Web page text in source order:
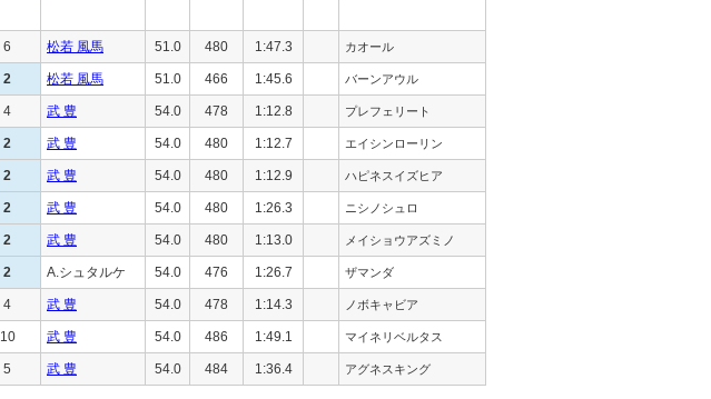
6 松若 風馬 51.0 480 1:47.3 カオール
2 松若 風馬 51.0 466 1:45.6 バーンアウル
4 武 豊 54.0 478 1:12.8 プレフェリート
2 武 豊 54.0 480 1:12.7 エイシンローリン
2 武 豊 54.0 480 1:12.9 ハピネスイズヒア
2 武 豊 54.0 480 1:26.3 ニシノシュロ
2 武 豊 54.0 480 1:13.0 メイショウアズミノ
2 A.シュタルケ 54.0 476 1:26.7 ザマンダ
4 武 豊 54.0 478 1:14.3 ノボキャビア
10 武 豊 54.0 486 1:49.1 マイネリベルタス
5 武 豊 54.0 484 1:36.4 アグネスキング